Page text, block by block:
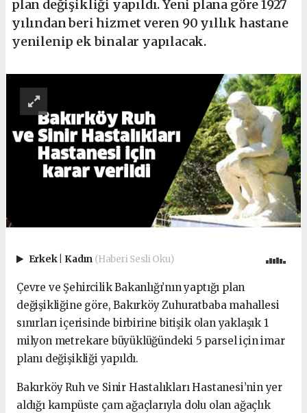
plan değişikliği yapıldı. Yeni plana göre 1927
yılından beri hizmet veren 90 yıllık hastane
yenilenip ek binalar yapılacak.
Erkek Kadın (Haberi Sesli Oku)
Çevre ve Şehircilik Bakanlığı’nın yaptığı plan
değişikliğine göre, Bakırköy Zuhuratbaba mahallesi
sınırları içerisinde birbirine bitişik olan yaklaşık 1
milyon metrekare büyüklüğündeki 5 parsel için imar
planı değişikliği yapıldı.
Bakırköy Ruh ve Sinir Hastalıkları Hastanesi’nin yer
aldığı kampüste çam ağaçlarıyla dolu olan ağaçlık